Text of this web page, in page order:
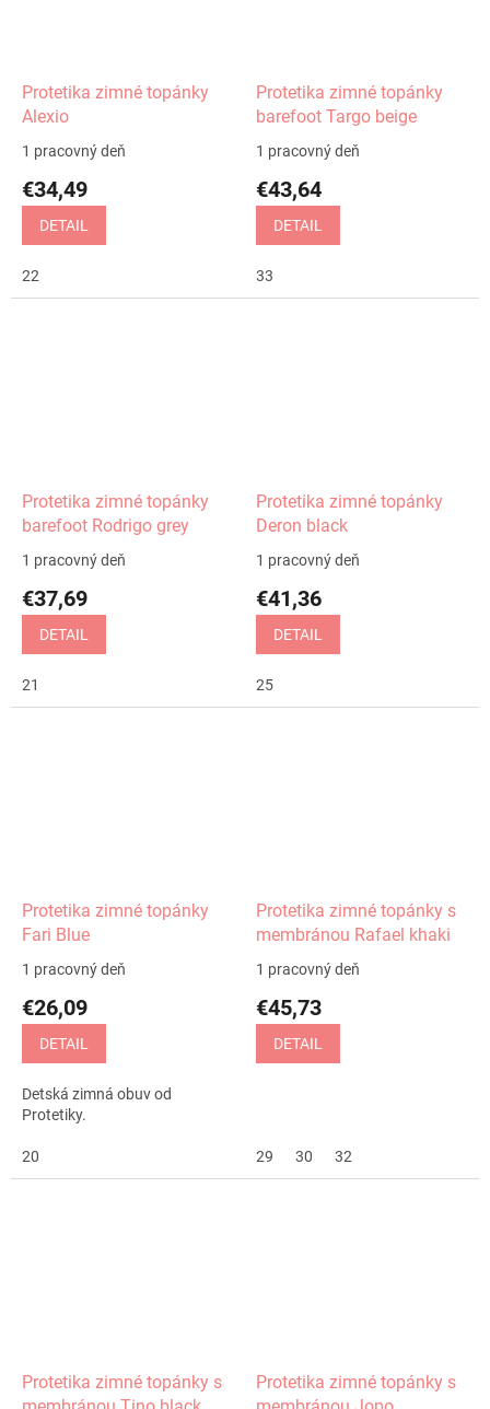
Protetika zimné topánky
Alexio
1 pracovný deň
€34,49
DETAIL
22
Protetika zimné topánky
barefoot Targo beige
1 pracovný deň
€43,64
DETAIL
33
Protetika zimné topánky
barefoot Rodrigo grey
1 pracovný deň
€37,69
DETAIL
21
Protetika zimné topánky
Deron black
1 pracovný deň
€41,36
DETAIL
25
Protetika zimné topánky
Fari Blue
1 pracovný deň
€26,09
DETAIL
Detská zimná obuv od
Protetiky.
20
Protetika zimné topánky s
membránou Rafael khaki
1 pracovný deň
€45,73
DETAIL
29 30 32
Protetika zimné topánky s
Protetika zimné topánky s